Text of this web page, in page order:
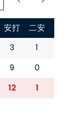
安打 二安 三
3 1
9 0
12 1